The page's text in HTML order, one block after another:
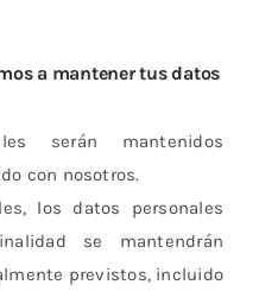
a mantener tus datos
serán mantenidos
con nosotros.
los datos personales
se mantendrán
previstos, incluido